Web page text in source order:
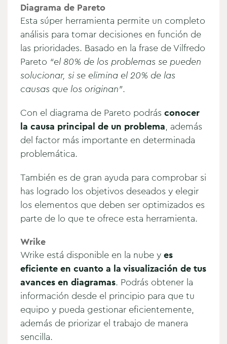
Diagrama de Pareto
Esta súper herramienta permite un completo
análisis para tomar decisiones en función de
las prioridades. Basado en la frase de Vilfredo
Pareto “el 80% de los problemas se pueden
solucionar, si se elimina el 20% de las
causas que los originan”.
Con el diagrama de Pareto podrás conocer
la causa principal de un problema, además
del factor más importante en determinada
problemática.
También es de gran ayuda para comprobar si
has logrado los objetivos deseados y elegir
los elementos que deben ser optimizados es
parte de lo que te ofrece esta herramienta.
Wrike
Wrike está disponible en la nube yes
eficiente en cuanto a la visualización de tus
avances en diagramas. Podrás obtener la
información desde el principio para que tu
equipo y pueda gestionar eficientemente,
además de priorizar el trabajo de manera
sencilla.